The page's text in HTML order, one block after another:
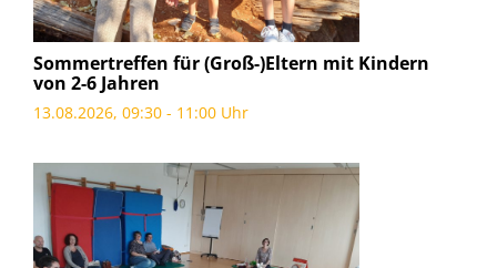
Sommertreffen für (Groß-)Eltern mit Kindern
von 2-6 Jahren
13.08.2026, 09:30 - 11:00 Uhr